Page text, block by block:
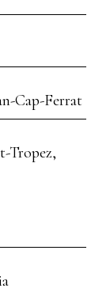
Cap-Ferrat
Tropez,